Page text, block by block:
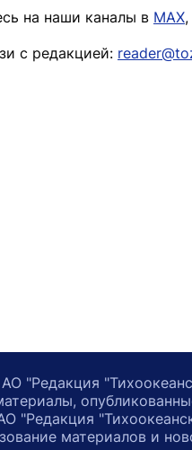
на наши каналы в MAX,
с редакцией:
"Редакция
"Редакция
материалов и